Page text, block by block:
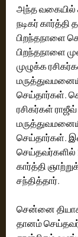
அந்த வகையில்
நடிகர் கார்த்தி
பிறந்தநாளை
பிறந்தநாளை
முழுக்க
செய்தார்கள்.
ரசிகர்கள் ராஜீவ்
செய்தார்கள்.
செய்தவர்களில்
கார்த்தி
சந்தித்தார்.
சென்னை
தானம்